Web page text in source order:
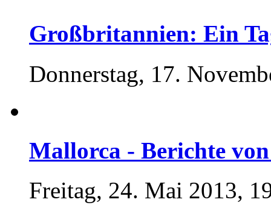
Großbritannien: Ein
Donnerstag, 17.
Mallorca - Berichte
Freitag, 24. Mai 2013,